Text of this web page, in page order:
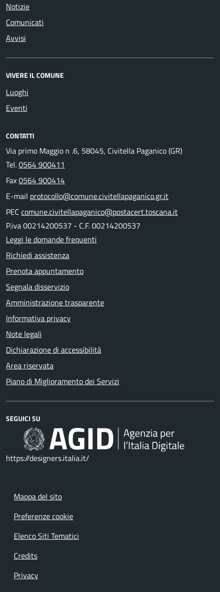
Notizie
Comunicati
Avvisi
VIVERE IL COMUNE
Luoghi
Eventi
CONTATTI
Via primo Maggio n .6, 58045, Civitella Paganico (GR)
Tel.0564 900411
Fax0564 900414
E-mail protocollo@comune.civitellapaganico.gr.it
PEC comune.civitellapaganico@postacert.toscana.it
P.iva 00214200537 - C.F. 00214200537
Leggi le domande frequenti
Richiedi assistenza
Prenota appuntamento
Segnala disservizio
Amministrazione trasparente
Informativa privacy
Note legali
Dichiarazione di accessibilità
Area riservata
Piano di Miglioramento dei Servizi
SEGUICI SU
https://designers.italia.it/
Mappa del sito
Preferenze cookie
Elenco Siti Tematici
Credits
Privacy